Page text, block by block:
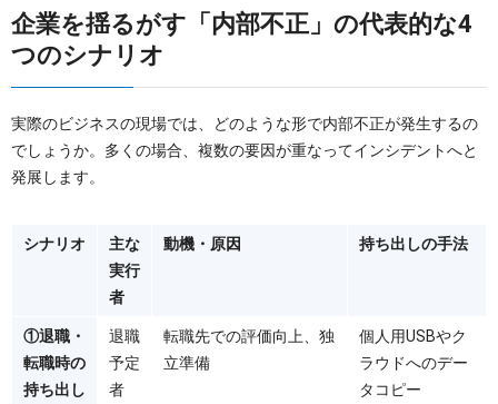
企業を揺るがす「内部不正」の代表的な4
つのシナリオ
実際のビジネスの現場では、どのような形で内部不正が発生するの
でしょうか。多くの場合、複数の要因が重なってインシデントへと
発展します。
シナリオ
主な
実行
者
動機・原因 持ち出しの手法
①退職・
転職時の
持ち出し
退職
予定
者
転職先での評価向上、独
立準備
個人用USBやク
ラウドへのデー
タコピー